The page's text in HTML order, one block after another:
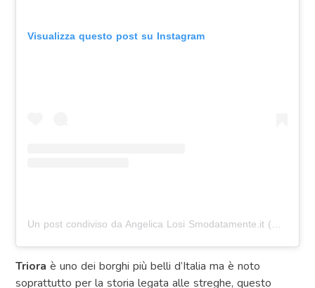
Visualizza questo post su Instagram
Triora è uno dei borghi più belli d’Italia ma è noto
soprattutto per la storia legata alle streghe, questo